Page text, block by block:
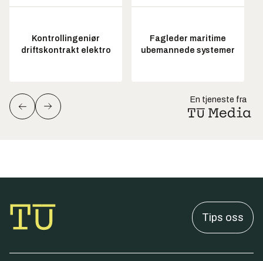
Kontrollingeniør
driftskontrakt elektro
Fagleder maritime
ubemannede systemer
En tjeneste fra
Tips oss